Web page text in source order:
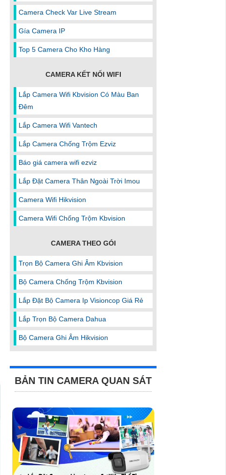
Camera Check Var Live Stream
Gía Camera IP
Top 5 Camera Cho Kho Hàng
CAMERA KẾT NỐI WIFI
Lắp Camera Wifi Kbvision Có Màu Ban
Đêm
Lắp Camera Wifi Vantech
Lắp Camera Chống Trộm Ezviz
Báo giá camera wifi ezviz
Lắp Đặt Camera Thân Ngoài Trời Imou
Camera Wifi Hikvision
Camera Wifi Chống Trộm Kbvision
CAMERA THEO GÓI
Trọn Bộ Camera Ghi Âm Kbvision
Bộ Camera Chống Trộm Kbvision
Lắp Đặt Bộ Camera Ip Visioncop Giá Rẻ
Lắp Trọn Bộ Camera Dahua
Bộ Camera Ghi Âm Hikvision
BẢN TIN CAMERA QUAN SÁT